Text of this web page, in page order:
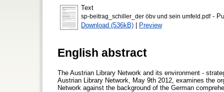
Text
sp-beitrag_schiller_der öbv und sein umfeld.pdf-
Download (536kB) | Preview
English abstract
The Austrian Library Network and its environment -
Austrian Library Network, May 9th 2012, examines the
Network against the background of the German